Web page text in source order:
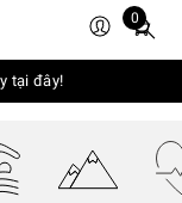
0
Total
cart:
tại đây!